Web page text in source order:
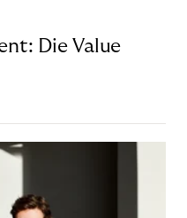
Die Value